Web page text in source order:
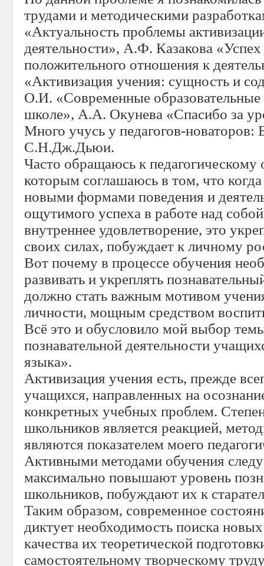
трудами и методическими
«Актуальность проблемы
деятельности», А.Ф. Казакова
положительного отношения к
«Активизация учения: сущность и
О.И. «Современные образовательные
школе», А.А. Окунева «Спасибо за
Много учусь у педагогов-
С.Н.Дж.Дьюи.
Часто обращаюсь к
которым соглашаюсь в том, что когда
новыми формами поведения и
ощутимого успеха в работе над
внутреннее удовлетворение, это
своих силах, побуждает к личному
Вот почему в процессе обучения
развивать и укреплять
должно стать важным мотивом
личности, мощным средством
Всё это и обусловило мой выбор
познавательной деятельности
языка».
Активизация учения есть, прежде
учащихся, направленных на
конкретных учебных проблем.
школьников является реакцией,
являются показателем моего
Активными методами обучения
максимально повышают уровень
школьников, побуждают их к
Таким образом, современное
диктует необходимость поиска
качества их теоретической
самостоятельному творческому